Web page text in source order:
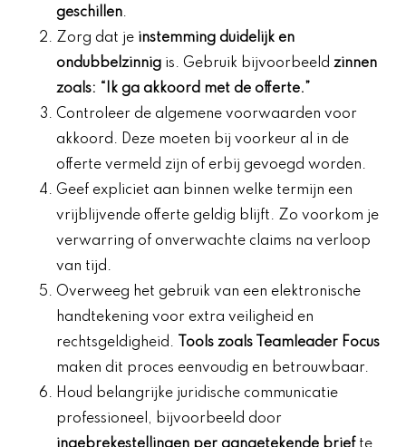
geschillen.
Zorg dat je instemming duidelijk en
ondubbelzinnig is. Gebruik bijvoorbeeld zinnen
zoals: “Ik ga akkoord met de offerte.”
Controleer de algemene voorwaarden voor
akkoord. Deze moeten bij voorkeur al in de
offerte vermeld zijn of erbij gevoegd worden.
Geef expliciet aan binnen welke termijn een
vrijblijvende offerte geldig blijft. Zo voorkom je
verwarring of onverwachte claims na verloop
van tijd.
Overweeg het gebruik van een elektronische
handtekening voor extra veiligheid en
rechtsgeldigheid.
Tools zoals Teamleader Focus
maken dit proces eenvoudig en betrouwbaar.
Houd belangrijke juridische communicatie
professioneel, bijvoorbeeld door